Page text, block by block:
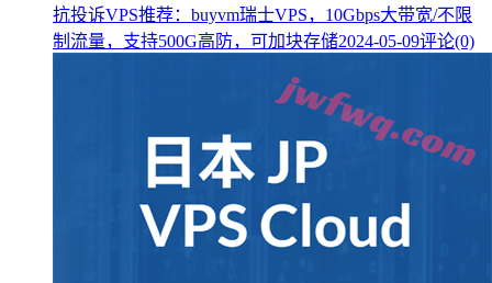
抗投诉VPS推荐：buyvm瑞士VPS，10Gbps大带宽/不限
制流量，支持500G高防，可加块存储2024-05-09评论(0)